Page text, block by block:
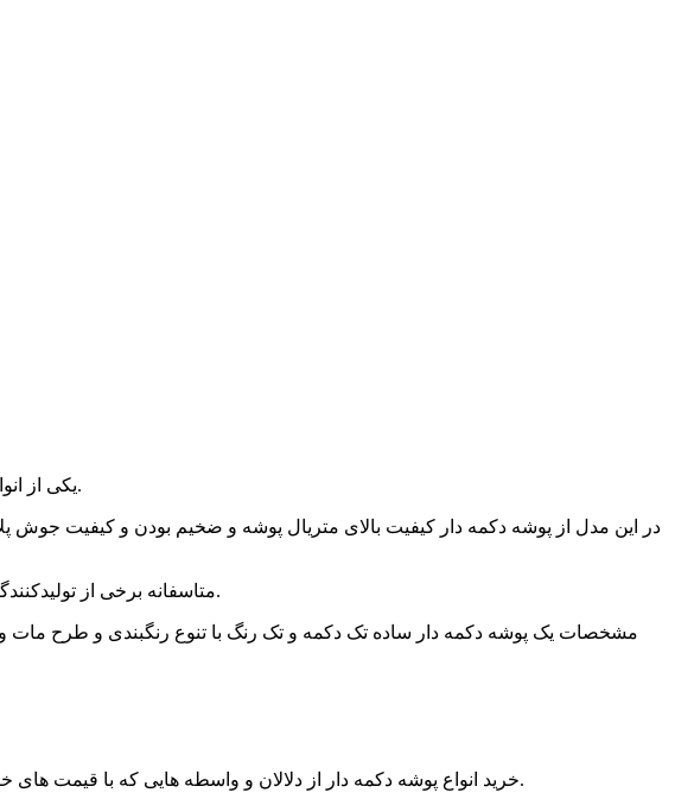
یکی از انواع مدلهای پوشه پلاستیکی دکمه دار، مدل ساده تک رنگ به صورت تک دکمه میباشد که؛ بسیار پر کاربرد و پر فروش است.
در این مدل از پوشه دکمه دار کیفیت بالای متریال پوشه و ضخیم بودن و کیفیت جوش
متاسفانه برخی از تولیدکنندگان با استفاده از مواد و متریال ضعیف و یکبار مصرف، جوش پلاستیک و چاپ و پرس دکمه بسیار بی کیفیت را کار میکنند.
مشخصات یک پوشه دکمه دار ساده تک دکمه و تک رنگ با تنوع رنگبندی و طرح مات
خرید انواع پوشه دکمه دار از دلالان و واسطه هایی که با قیمت های خارج از عرف بازار وارد تجارت و خرید و فروش شده اند،قطعا سود و صرفه مالی و تضمین کیفیت به همراه نخواهد داشت.